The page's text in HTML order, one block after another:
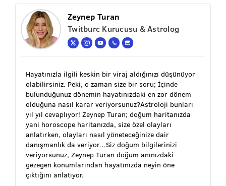
Zeynep Turan
Twitburc Kurucusu & Astrolog
Hayatınızla ilgili keskin bir viraj aldığınızı düşünüyor
olabilirsiniz. Peki, o zaman size bir soru; İçinde
bulunduğunuz dönemin hayatınızdaki en zor dönem
olduğuna nasıl karar veriyorsunuz?Astroloji bunları
yıl yıl cevaplıyor! Zeynep Turan; doğum haritanızda
yani horoscope haritanızda, size özel olayları
anlatırken, olayları nasıl yöneteceğinize dair
danışmanlık da veriyor…Siz doğum bilgilerinizi
veriyorsunuz, Zeynep Turan doğum anınızdaki
gezegen konumlarından hayatınızda neyin öne
çıktığını anlatıyor.